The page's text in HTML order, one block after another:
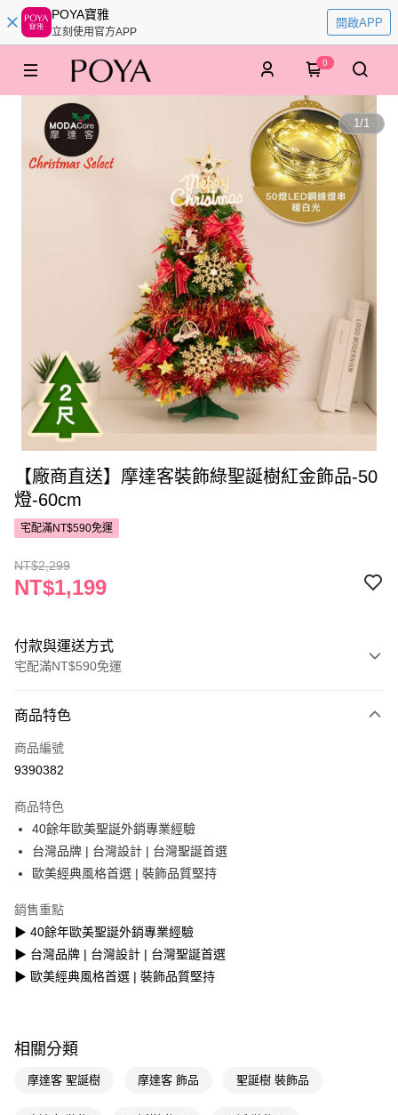
POYA寶雅
立刻使用官方APP
開啟APP
0
1/1
【廠商直送】摩達客裝飾綠聖誕樹紅金飾品-50
燈-60cm
宅配滿NT$590免運
NT$2,299
NT$1,199
付款與運送方式
宅配滿NT$590免運
POYA支付
信用卡一次付款
Apple Pay
街口支付
Google Pay
AFTEE先享後付
相關說明
１．簡單：不需註冊會員、不需綁卡、不需儲值。
３．安心：先確認商品／服務後，再付款。
宅配(廠商直送🚚)
每筆NT$100，滿NT$590(含以上)免運費
商品特色
商品編號
9390382
商品特色
40餘年歐美聖誕外銷專業經驗
台灣品牌 | 台灣設計 | 台灣聖誕首選
歐美經典風格首選 | 裝飾品質堅持
銷售重點
▶ 40餘年歐美聖誕外銷專業經驗
▶ 台灣品牌 | 台灣設計 | 台灣聖誕首選
▶ 歐美經典風格首選 | 裝飾品質堅持
相關分類
摩達客 聖誕樹 摩達客 飾品 聖誕樹 裝飾品